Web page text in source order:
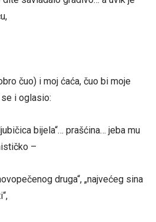
čuo) i moj ćaća, čuo bi moje
se i oglasio:
bijela“… prašćina… jeba mu
–
druga“, „najvećeg sina